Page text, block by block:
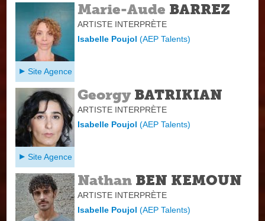
Marie-Aude BARREZ
ARTISTE INTERPRÈTE
Isabelle Poujol(AEP Talents)
Site Agence
GeorgyBATRIKIAN
ARTISTE INTERPRÈTE
Isabelle Poujol(AEP Talents)
Site Agence
Nathan BEN KEMOUN
ARTISTE INTERPRÈTE
Isabelle Poujol(AEP Talents)